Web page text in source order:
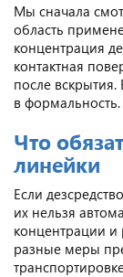
Мы сначала
область
концентрация
контактная
после вскрытия.
в формальность.
Что
линейки
Если
их нельзя
концентрации и
разные меры